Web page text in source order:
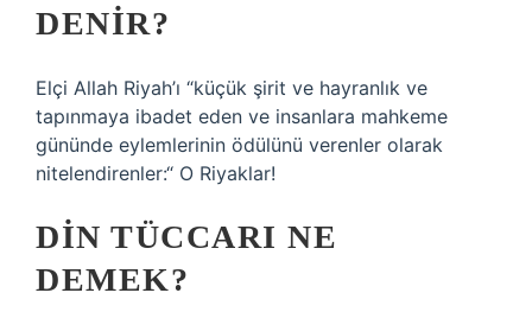
DENIR?
Elçi Allah Riyah’ı “küçük şirit ve hayranlık ve
tapınmaya ibadet eden ve insanlara mahkeme
gününde eylemlerinin ödülünü verenler olarak
nitelendirenler:“ O Riyaklar!
DIN TÜCCARI NE
DEMEK?